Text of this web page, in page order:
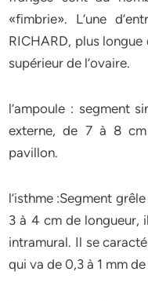
«fimbrie». L’une
RICHARD, plus longue
supérieur de l’ovaire.
l’ampoule : segment
externe, de 7 à 8
pavillon.
l’isthme :Segment
3 à 4 cm de longueur,
intramural. Il se
qui va de 0,3 à 1 mm